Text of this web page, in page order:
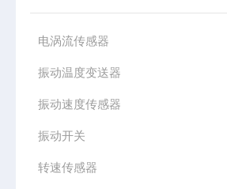
电涡流传感器
振动温度变送器
振动速度传感器
振动开关
转速传感器